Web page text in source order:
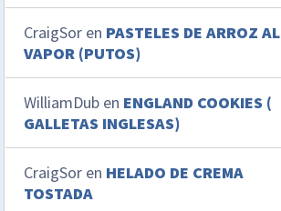
CraigSor en PASTELES DE ARROZ AL
VAPOR (PUTOS)
WilliamDub en ENGLAND COOKIES (
GALLETAS INGLESAS)
CraigSor en HELADO DE CREMA
TOSTADA